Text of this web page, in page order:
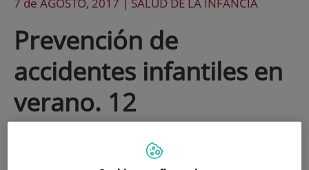
Prevención de
accidentes infantiles en
verano. 12
recomendaciones